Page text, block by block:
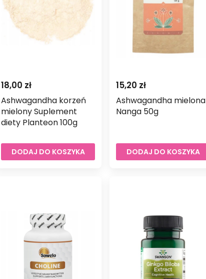
18,00 zł
Ashwagandha korzeń
mielony Suplement
diety Planteon 100g
DODAJ DO KOSZYKA
15,20 zł
Ashwagandha mielona
Nanga 50g
DODAJ DO KOSZYKA